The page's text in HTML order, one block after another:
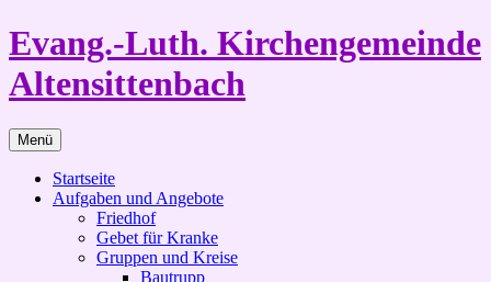
Zum
Inhalt
springen
Evang.-Luth. Kirchengemeinde
Altensittenbach
Menü
Startseite
Aufgaben und Angebote
Friedhof
Gebet für Kranke
Gruppen und Kreise
Bautrupp